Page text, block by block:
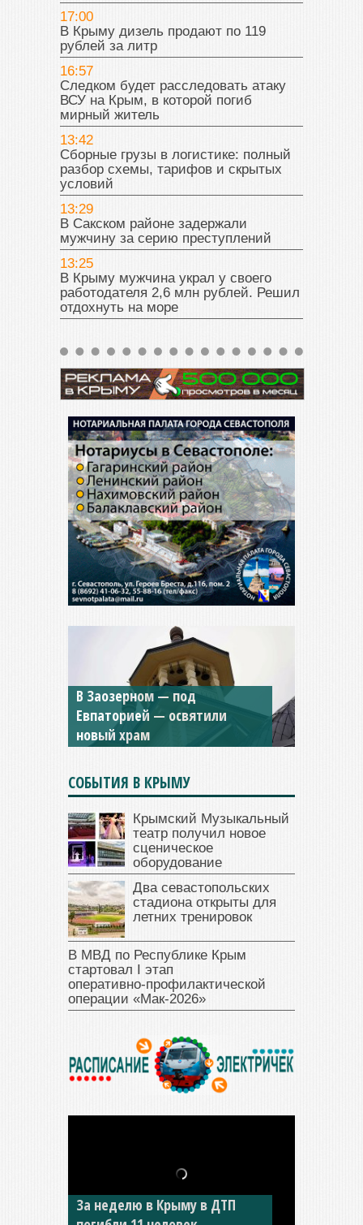
17:00
В Крыму дизель продают по 119
рублей за литр
16:57
Следком будет расследовать атаку
ВСУ на Крым, в которой погиб
мирный житель
13:42
Сборные грузы в логистике: полный
разбор схемы, тарифов и скрытых
условий
13:29
В Сакском районе задержали
мужчину за серию преступлений
13:25
В Крыму мужчина украл у своего
работодателя 2,6 млн рублей. Решил
отдохнуть на море
В Заозерном — под
Евпаторией — освятили
новый храм
Мужской монастырь Косьмы
и Дамиана в Крыму вновь
открыт для посещения
СОБЫТИЯ В КРЫМУ
Крымский Музыкальный
театр получил новое
сценическое
оборудование
Два севастопольских
стадиона открыты для
летних тренировок
В МВД по Республике Крым
стартовал I этап
оперативно‑профилактической
операции «Мак‑2026»
За неделю в Крыму в ДТП
В Джанкое водитель ВАЗа